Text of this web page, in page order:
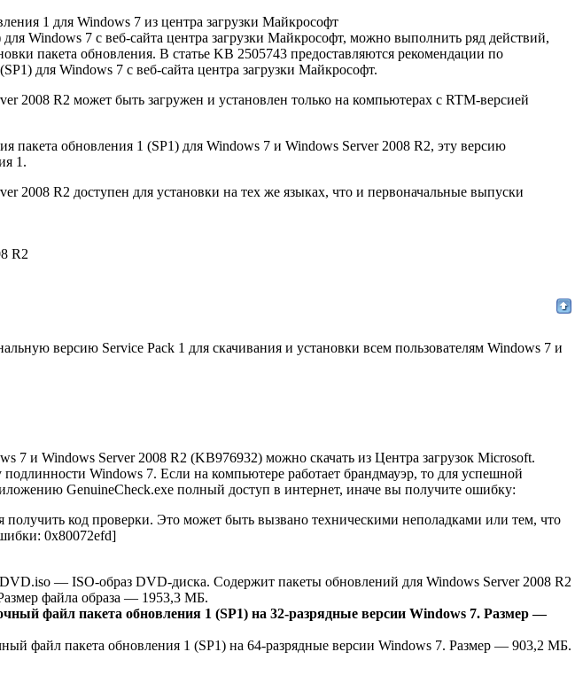
1 для Windows 7 из центра загрузки Майкрософт
Windows 7 с веб-сайта центра загрузки Майкрософт, можно выполнить ряд действий,
пакета обновления. В статье KB 2505743 предоставляются рекомендации по
для Windows 7 с веб-сайта центра загрузки Майкрософт.
2008 R2 может быть загружен и установлен только на компьютерах с RTM-версией
пакета обновления 1 (SP1) для Windows 7 и Windows Server 2008 R2, эту версию
1.
2008 R2 доступен для установки на тех же языках, что и первоначальные выпуски
R2
версию Service Pack 1 для скачивания и установки всем пользователям Windows 7 и
7 и Windows Server 2008 R2 (KB976932) можно скачать из Центра загрузок Microsoft.
Windows 7. Если на компьютере работает брандмауэр, то для успешной
GenuineCheck.exe полный доступ в интернет, иначе вы получите ошибку:
получить код проверки. Это может быть вызвано техническими неполадками или тем, что
0x80072efd]
— ISO-образ DVD-диска. Содержит пакеты обновлений для Windows Server 2008 R2
файла образа — 1953,3 МБ.
файл пакета обновления 1 (SP1) на 32-разрядные версии Windows 7. Размер —
файл пакета обновления 1 (SP1) на 64-разрядные версии Windows 7. Размер — 903,2 МБ.